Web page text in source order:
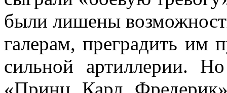
были лишены
галерам, преградить им
сильной артиллерии.